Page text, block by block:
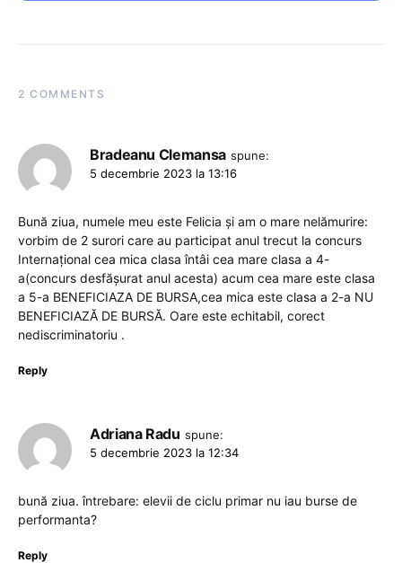
2 COMMENTS
Bradeanu Clemansa spune:
5 decembrie 2023 la 13:16
Bună ziua, numele meu este Felicia și am o mare nelămurire:
vorbim de 2 surori care au participat anul trecut la concurs
Internațional cea mica clasa întâi cea mare clasa a 4-
a(concurs desfășurat anul acesta) acum cea mare este clasa
a 5-a BENEFICIAZA DE BURSA,cea mica este clasa a 2-a NU
BENEFICIAZĂ DE BURSĂ. Oare este echitabil, corect
nediscriminatoriu .
Reply
Adriana Radu spune:
5 decembrie 2023 la 12:34
bună ziua. întrebare: elevii de ciclu primar nu iau burse de
performanta?
Reply